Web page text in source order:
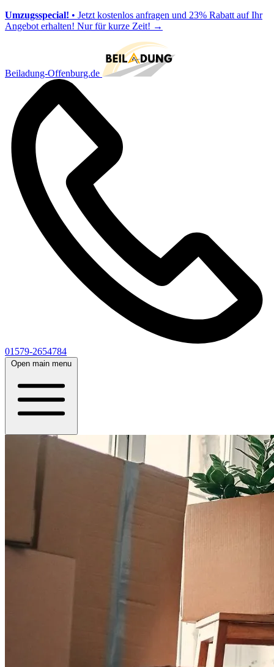
Umzugsspecial! • Jetzt kostenlos anfragen und 23% Rabatt auf Ihr
Angebot erhalten! Nur für kurze Zeit! →
Beiladung-Offenburg.de
01579-2654784
Open main menu